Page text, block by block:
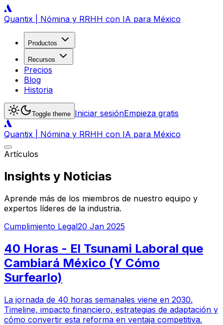
Quantix | Nómina y RRHH con IA para México
Productos
Recursos
Precios
Blog
Historia
Toggle theme Iniciar sesiónEmpieza gratis
Quantix | Nómina y RRHH con IA para México
Artículos
Insights y Noticias
Aprende más de los miembros de nuestro equipo y
expertos líderes de la industria.
Cumplimiento Legal20 Jan 2025
40 Horas - El Tsunami Laboral que
Cambiará México (Y Cómo
Surfearlo)
La jornada de 40 horas semanales viene en 2030.
Timeline, impacto financiero, estrategias de adaptación y
cómo convertir esta reforma en ventaja competitiva.